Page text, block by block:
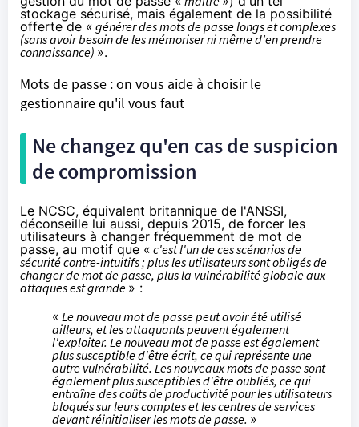
stockage sécurisé, mais également de la possibilité
offerte de « générer des mots de passe longs et complexes
(sans avoir besoin de les mémoriser ni même d’en prendre
connaissance) ».
Mots de passe : on vous aide à choisir le
gestionnaire qu'il vous faut
Ne changez qu'en cas de suspicion
de compromission
Le NCSC, équivalent britannique de l'ANSSI,
déconseille lui aussi, depuis 2015, de forcer les
utilisateurs à changer fréquemment de mot de
passe, au motif que « c'est l'un de ces scénarios de
sécurité contre-intuitifs ; plus les utilisateurs sont obligés de
changer de mot de passe, plus la vulnérabilité globale aux
attaques est grande » :
« Le nouveau mot de passe peut avoir été utilisé
ailleurs, et les attaquants peuvent également
l'exploiter. Le nouveau mot de passe est également
plus susceptible d'être écrit, ce qui représente une
autre vulnérabilité. Les nouveaux mots de passe sont
également plus susceptibles d'être oubliés, ce qui
entraîne des coûts de productivité pour les utilisateurs
bloqués sur leurs comptes et les centres de services
devant réinitialiser les mots de passe. »